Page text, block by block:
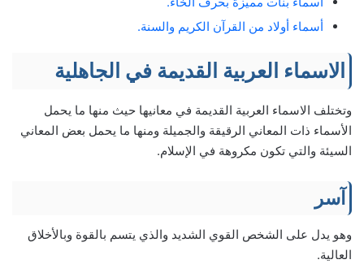
أسماء أولاد من القرآن الكريم والسنة.
الاسماء العربية القديمة في الجاهلية
وتختلف الاسماء العربية القديمة في معانيها حيث منها ما يحمل
الأسماء ذات المعاني الرقيقة والجميلة ومنها ما يحمل بعض المعاني
السيئة والتي تكون مكروهة في الإسلام.
آسر
وهو يدل على الشخص القوي الشديد والذي يتسم بالقوة وبالأخلاق
العالية.